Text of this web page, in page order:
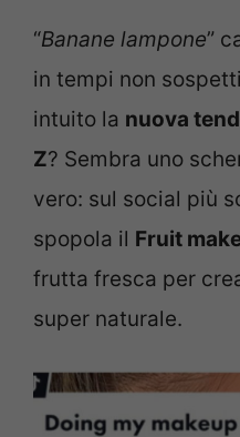
“Banane lampone”
in tempi non
intuito la nuova
Z? Sembra uno
vero: sul social più
spopola il Fruit
frutta fresca per
super naturale.